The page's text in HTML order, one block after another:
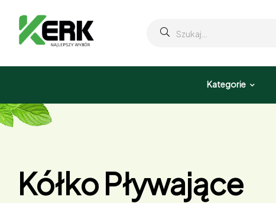
Kategorie
Kółko Pływające